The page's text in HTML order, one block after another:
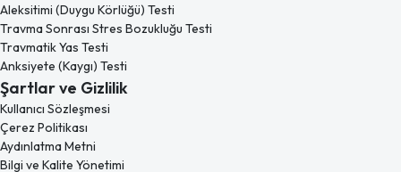
Aleksitimi (Duygu Körlüğü) Testi
Travma Sonrası Stres Bozukluğu Testi
Travmatik Yas Testi
Anksiyete (Kaygı) Testi
Şartlar ve Gizlilik
Kullanıcı Sözleşmesi
Çerez Politikası
Aydınlatma Metni
Bilgi ve Kalite Yönetimi